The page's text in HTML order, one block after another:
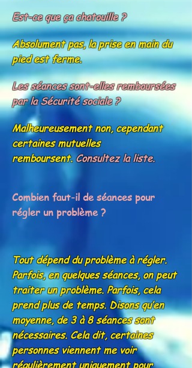
Est-ce que ça chatouille ?
Absolument pas, la prise en main du
pied est ferme.
Les séances sont-elles remboursées
par la Sécurité sociale ?
Malheureusement non, cependant
certaines mutuelles
remboursent.Consultez la liste.
Combien faut-il de séances pour
régler un problème ?
Tout dépend du problème à régler.
Parfois, en quelques séances, on peut
traiter un problème. Parfois, cela
prend plus de temps. Disons qu’en
moyenne, de 3 à 8 séances sont
nécessaires. Cela dit, certaines
personnes viennent me voir
régulièrement uniquement pour